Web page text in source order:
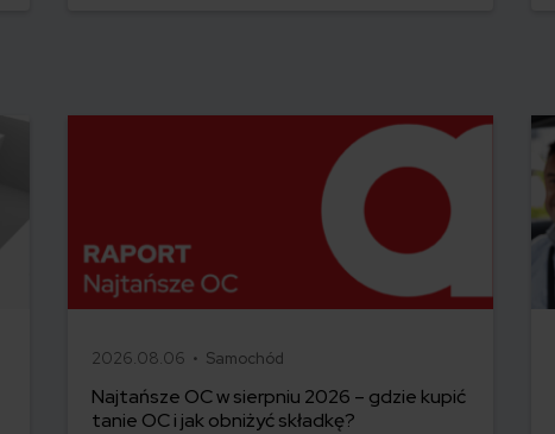
2026.08.06 • Samochód
Najtańsze OC w sierpniu 2026 – gdzie kupić
tanie OC i jak obniżyć składkę?